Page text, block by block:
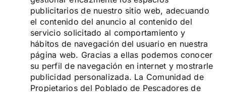
publicitarios de nuestro sitio web, adecuando
el contenido del anuncio al contenido del
servicio solicitado al comportamiento y
hábitos de navegación del usuario en nuestra
página web. Gracias a ellas podemos conocer
su perfil de navegación en internet y mostrarle
publicidad personalizada. La Comunidad de
Propietarios del Poblado de Pescadores de